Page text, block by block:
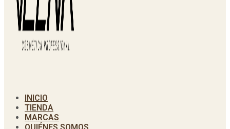
INICIO
TIENDA
MARCAS